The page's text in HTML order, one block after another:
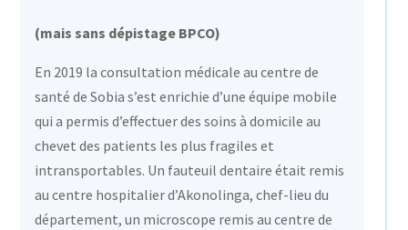
(mais sans dépistage BPCO)
En 2019 la consultation médicale au centre de
santé de Sobia s’est enrichie d’une équipe mobile
qui a permis d’effectuer des soins à domicile au
chevet des patients les plus fragiles et
intransportables. Un fauteuil dentaire était remis
au centre hospitalier d’Akonolinga, chef-lieu du
département, un microscope remis au centre de